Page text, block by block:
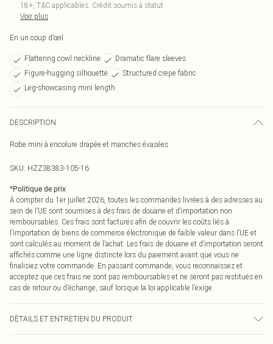
18+, T&C applicables. Crédit soumis à statut
Voir plus
En un coup d’œil
Flattering cowl neckline
Dramatic flare sleeves
Figure-hugging silhouette
Structured crepe fabric
Leg-showcasing mini length
DESCRIPTION
Robe mini à encolure drapée et manches évasées
SKU: HZZ38383-105-16
*Politique de prix
À compter du 1er juillet 2026, toutes les commandes livrées à des adresses au
sein de l’UE sont soumises à des frais de douane et d’importation non
remboursables. Ces frais sont facturés afin de couvrir les coûts liés à
l’importation de biens de commerce électronique de faible valeur dans l’UE et
sont calculés au moment de l’achat. Les frais de douane et d’importation seront
affichés comme une ligne distincte lors du paiement avant que vous ne
finalisiez votre commande. En passant commande, vous reconnaissez et
acceptez que ces frais ne sont pas remboursables et ne seront pas restitués en
cas de retour ou d’échange, sauf lorsque la loi applicable l’exige.
DÉTAILS ET ENTRETIEN DU PRODUIT